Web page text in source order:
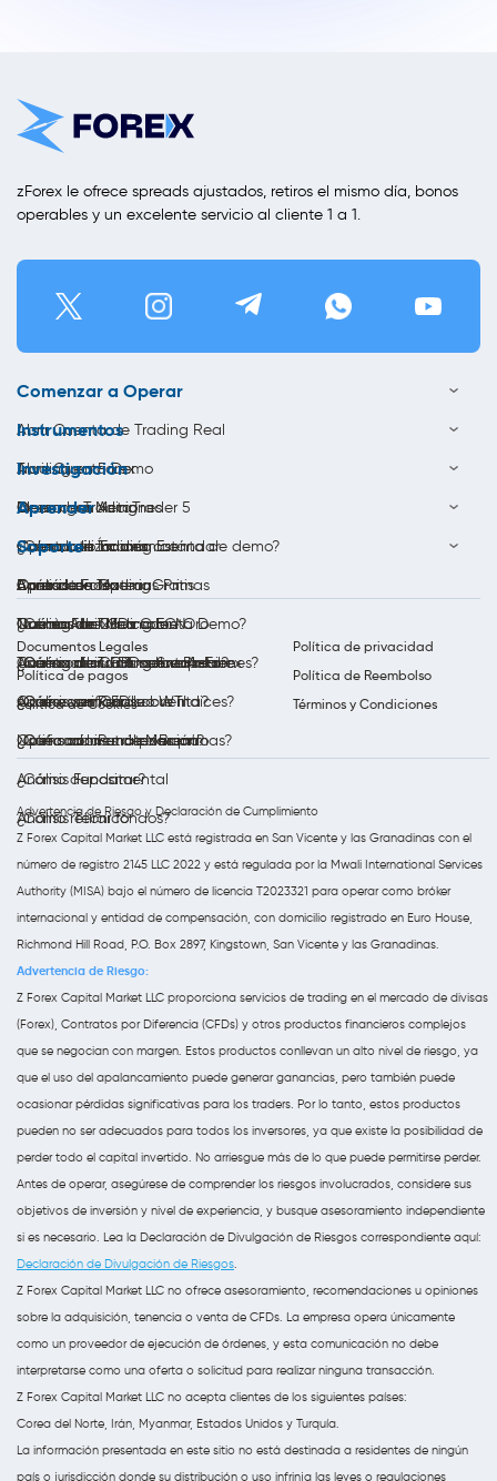
zForex le ofrece spreads ajustados, retiros el mismo día, bonos
operables y un excelente servicio al cliente 1 a 1.
Documentos Legales
Política de privacidad
Política de pagos
Política de Reembolso
Política de Cookies
Términos y Condiciones
Comenzar a Operar
Abrir Cuenta de Trading Real
Abrir Cuenta Demo
Descargar MetaTrader 5
Cuenta de Trading Estándar
Bono de Forex
Cuenta de Trading ECN
Cuenta de Trading Swap-Free
Instrumentos
Trading en Forex
Opera con Acciones
Opera con Índices
Opera con Materias Primas
Trading de CFDs sobre Oro
Trading de CFDs sobre Plata
Opera con Petróleo WTI
Opera con Petróleo Brent
Investigación
Ideas de Trading
Calendario Económico
Análisis de Trading
Noticias del Mercado
Análisis diario al mercado Forex
Análisis semanal
Notificaciones de Mercado
Aprender
¿Cómo utilizar una cuenta de demo?
Aprenda a Operar Gratis
Qué es Forex?
¿Qué son los CFD sobre Acciones?
¿Qué es un CFD sobre índices?
¿Qué son las materias primas?
Análisis Fundamental
Análisis Técnico
Soporte
Contáctenos
¿Cómo Abrir Una Cuenta Demo?
¿Cómo abrir una cuenta real?
¿Cómo verificar su cuenta?
¿Cómo abrir una posición?
¿Cómo depositar?
¿Cómo retirar fondos?
Advertencia de Riesgo y Declaración de Cumplimiento
Z Forex Capital Market LLC está registrada en San Vicente y las Granadinas con el
número de registro 2145 LLC 2022 y está regulada por la Mwali International Services
Authority (MISA) bajo el número de licencia T2023321 para operar como bróker
internacional y entidad de compensación, con domicilio registrado en Euro House,
Richmond Hill Road, P.O. Box 2897, Kingstown, San Vicente y las Granadinas.
Advertencia de Riesgo:
Z Forex Capital Market LLC proporciona servicios de trading en el mercado de divisas
(Forex), Contratos por Diferencia (CFDs) y otros productos financieros complejos
que se negocian con margen. Estos productos conllevan un alto nivel de riesgo, ya
que el uso del apalancamiento puede generar ganancias, pero también puede
ocasionar pérdidas significativas para los traders. Por lo tanto, estos productos
pueden no ser adecuados para todos los inversores, ya que existe la posibilidad de
perder todo el capital invertido. No arriesgue más de lo que puede permitirse perder.
Antes de operar, asegúrese de comprender los riesgos involucrados, considere sus
objetivos de inversión y nivel de experiencia, y busque asesoramiento independiente
si es necesario. Lea la Declaración de Divulgación de Riesgos correspondiente aquí:
Declaración de Divulgación de Riesgos.
Z Forex Capital Market LLC no ofrece asesoramiento, recomendaciones u opiniones
sobre la adquisición, tenencia o venta de CFDs. La empresa opera únicamente
como un proveedor de ejecución de órdenes, y esta comunicación no debe
interpretarse como una oferta o solicitud para realizar ninguna transacción.
Z Forex Capital Market LLC no acepta clientes de los siguientes países:
Corea del Norte, Irán, Myanmar, Estados Unidos y Turquía.
La información presentada en este sitio no está destinada a residentes de ningún
país o jurisdicción donde su distribución o uso infrinja las leyes o regulaciones